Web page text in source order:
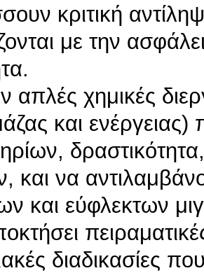
κριτική
με την
απλές χημικές
και
και να
και εύφλεκτων
διαδικασίες